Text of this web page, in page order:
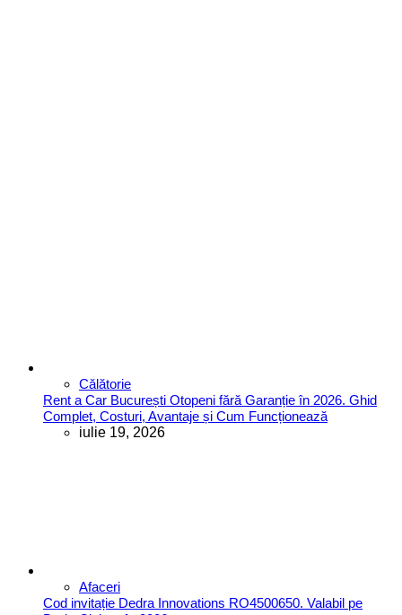
Călătorie
Rent a Car București Otopeni fără Garanție în 2026. Ghid
Complet, Costuri, Avantaje și Cum Funcționează
iulie 19, 2026
Afaceri
Cod invitație Dedra Innovations RO4500650. Valabil pe